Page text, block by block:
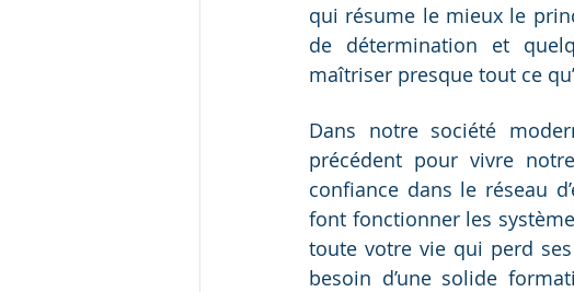
qui résume le mieux le
de détermination et
maîtriser presque tout ce
Dans notre société
précédent pour vivre
confiance dans le réseau
font fonctionner les
toute votre vie qui perd
besoin d’une solide